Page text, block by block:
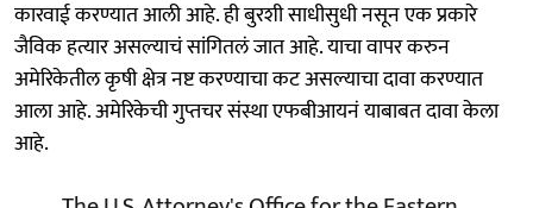
कारवाई करण्यात आली आहे. ही बुरशी साधीसुधी नसून एक प्रकारे
जैविक हत्यार असल्याचं सांगितलं जात आहे. याचा वापर करुन
अमेरिकेतील कृषी क्षेत्र नष्ट करण्याचा कट असल्याचा दावा करण्यात
आला आहे. अमेरिकेची गुप्तचर संस्था एफबीआयनं याबाबत दावा केला
आहे.